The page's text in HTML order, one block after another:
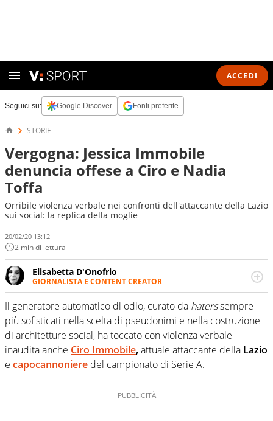
ACCEDI
Seguici su: Google Discover Fonti preferite
STORIE
Vergogna: Jessica Immobile
denuncia offese a Ciro e Nadia
Toffa
Orribile violenza verbale nei confronti dell'attaccante della Lazio
sui social: la replica della moglie
20/02/20 13:12
2 min di lettura
Elisabetta D'Onofrio
GIORNALISTA E CONTENT CREATOR
Giornalista professionista dal 2007, scrive per curiosità
personale e necessità: soprattutto di calcio, di sport e dei
suoi protagonisti, concedendosi innocenti evasioni
nell'ambito della creazione di format. Un tempo ala
destra, oggi si sente a suo agio nel ruolo di libero. Cura
una classifica riservata dei migliori 5 calciatori di sempre.
Il generatore automatico di odio, curato da haterssempre
più sofisticati nella scelta di pseudonimi e nella costruzione
di architetture social, ha toccato con violenza verbale
inaudita anche Ciro Immobile,attuale attaccante della Lazio
e capocannoniere del campionato di Serie A.